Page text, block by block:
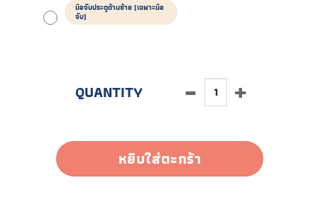
มือจับประตูด้านซ้าย (เฉพาะมือ
จับ)
หยิบใส่ตะกร้า